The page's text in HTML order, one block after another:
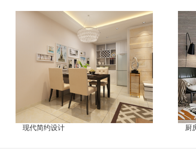
现代简约设计 厨